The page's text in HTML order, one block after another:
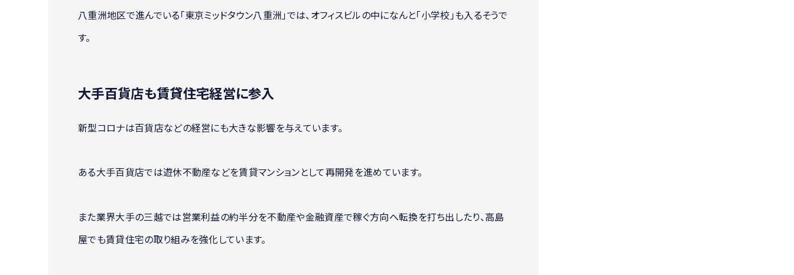
八重洲地区で進んでいる「東京ミッドタウン八重洲」では、オフィスビルの中になんと「小学校」も入るそうで
す。
大手百貨店も賃貸住宅経営に参入
新型コロナは百貨店などの経営にも大きな影響を与えています。
ある大手百貨店では遊休不動産などを賃貸マンションとして再開発を進めています。
また業界大手の三越では営業利益の約半分を不動産や金融資産で稼ぐ方向へ転換を打ち出したり、高島
屋でも賃貸住宅の取り組みを強化しています。